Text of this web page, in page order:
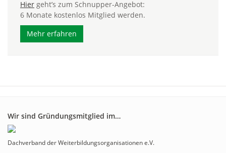
Hier geht’s zum Schnupper-Angebot:
6 Monate kostenlos Mitglied werden.
Mehr erfahren
Wir sind Gründungsmitglied im…
Dachverband der Weiterbildungsorganisationen e.V.